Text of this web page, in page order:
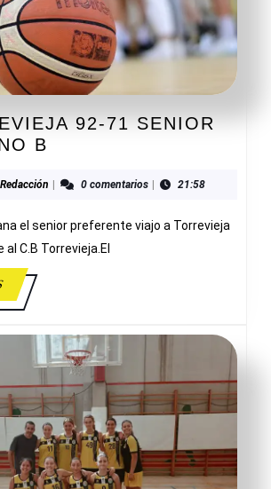
92-71 SENIOR
B
92-
SENIOR
MASCULINO
Redacción Redacción0 comentarios 21:58
el senior preferente viajo a Torrevieja
C.B Torrevieja.El
LEER